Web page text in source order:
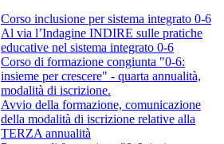
Corso inclusione per sistema integrato 0-6
Al via l’Indagine INDIRE sulle pratiche
educative nel sistema integrato 0-6
Corso di formazione congiunta "0-6:
insieme per crescere" - quarta annualità,
modalità di iscrizione.
Avvio della formazione, comunicazione
della modalità di iscrizione relative alla
TERZA annualità